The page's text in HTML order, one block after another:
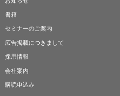
書籍
セミナーのご案内
広告掲載につきまして
採用情報
会社案内
購読申込み